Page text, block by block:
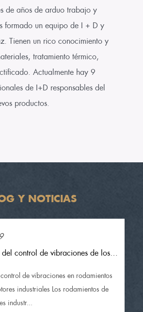
de años de arduo trabajo y
formado un equipo de I + D y
Tienen un rico conocimiento y
tratamiento térmico,
Actualmente hay 9
de I+D responsables del
productos.
Y NOTICIAS
del control de vibraciones de los
de los motores
de vibraciones en rodamientos
industriales Los rodamientos de
industr...